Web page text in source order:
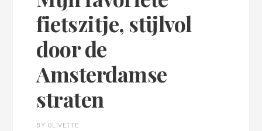
fietszitje, stijlvol
door de
Amsterdamse
straten
BY OLIVETTE